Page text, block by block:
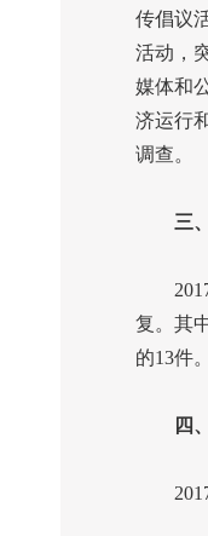
传倡议
活动，
媒体和
济运行
调查。
三、
复。其
的13件。
四、